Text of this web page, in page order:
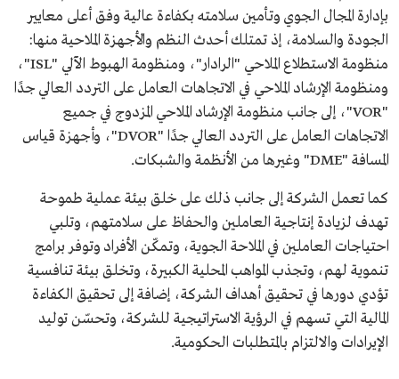
بإدارة المجال الجوي وتأمين سلامته بكفاءة عالية وفق أعلى معايير
الجودة والسلامة، إذ تمتلك أحدث النظم والأجهزة الملاحية منها:
منظومة الاستطلاع الملاحي "الرادار"، ومنظومة الهبوط الآلي "ISL"،
ومنظومة الإرشاد الملاحي في الاتجاهات العامل على التردد العالي جدًا
"VOR"، إلى جانب منظومة الإرشاد الملاحي المزدوج في جميع
الاتجاهات العامل على التردد العالي جدًا "DVOR"، وأجهزة قياس
المسافة "DME" وغيرها من الأنظمة والشبكات.
كما تعمل الشركة إلى جانب ذلك على خلق بيئة عملية طموحة
تهدف لزيادة إنتاجية العاملين والحفاظ على سلامتهم، وتلبي
احتياجات العاملين في الملاحة الجوية، وتمكّن الأفراد وتوفر برامج
تنموية لهم، وتجذب المواهب المحلية الكبيرة، وتخلق بيئة تنافسية
تؤدي دورها في تحقيق أهداف الشركة، إضافة إلى تحقيق الكفاءة
المالية التي تسهم في الرؤية الاستراتيجية للشركة، وتحسّن توليد
الإيرادات والالتزام بالمتطلبات الحكومية.